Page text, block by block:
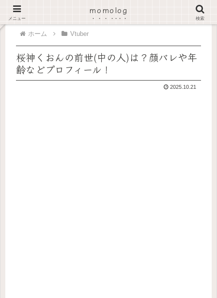
PR
ホーム Vtuber
桜神くおんの前世(中の人)は？顔バレや年
齢などプロフィール！
2025.10.21
メニュー
momolog
検索